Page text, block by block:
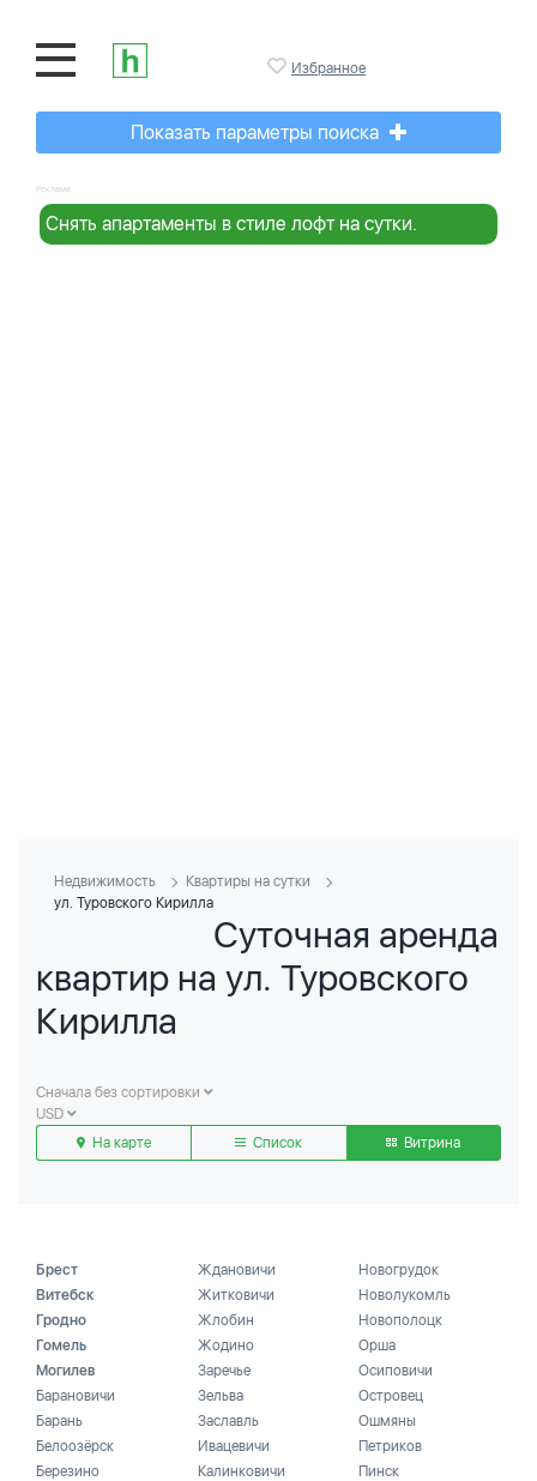
Избранное
Показать параметры поиска
Реклама:
Снять апартаменты в стиле лофт на сутки.
Недвижимость
Квартиры на сутки
ул. Туровского Кирилла
Суточная аренда
квартир на ул. Туровского
Кирилла
Сначала без сортировки
USD
На карте
Список Витрина
Брест
Витебск
Гродно
Гомель
Могилев
Барановичи
Барань
Белоозёрск
Березино
Ждановичи
Житковичи
Жлобин
Жодино
Заречье
Зельва
Заславль
Ивацевичи
Калинковичи
Новогрудок
Новолукомль
Новополоцк
Орша
Осиповичи
Островец
Ошмяны
Петриков
Пинск